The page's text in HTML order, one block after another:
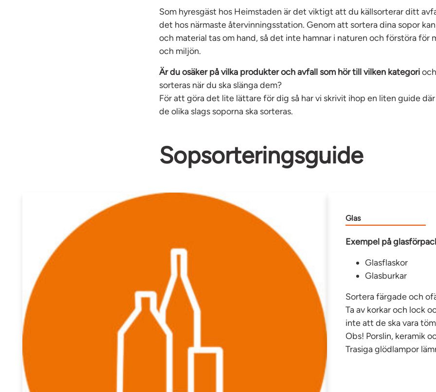
Som hyresgäst hos Heimstaden är det viktigt att du källsorterar ditt
det hos närmaste återvinningsstation. Genom att sortera dina sopor
och material tas om hand, så det inte hamnar i naturen och förstöra för
och miljön.
Är du osäker på vilka produkter och avfall som hör till vilken kategori
sorteras när du ska slänga dem?
För att göra det lite lättare för dig så har vi skrivit ihop en liten guide där
de olika slags soporna ska sorteras.
Sopsorteringsguide
Glas
Exempel på
Glasflaskor
Glasburkar
Sortera färgade och
Ta av korkar och lock
inte att de ska vara
Obs! Porslin, keramik
Trasiga glödlampor